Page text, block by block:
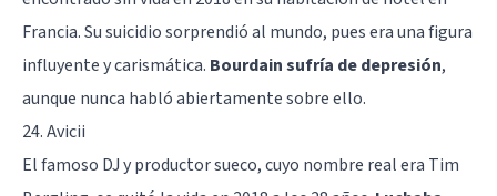
Francia. Su suicidio sorprendió al mundo, pues era una figura
influyente y carismática. Bourdain sufría de depresión,
aunque nunca habló abiertamente sobre ello.
24. Avicii
El famoso DJ y productor sueco, cuyo nombre real era Tim